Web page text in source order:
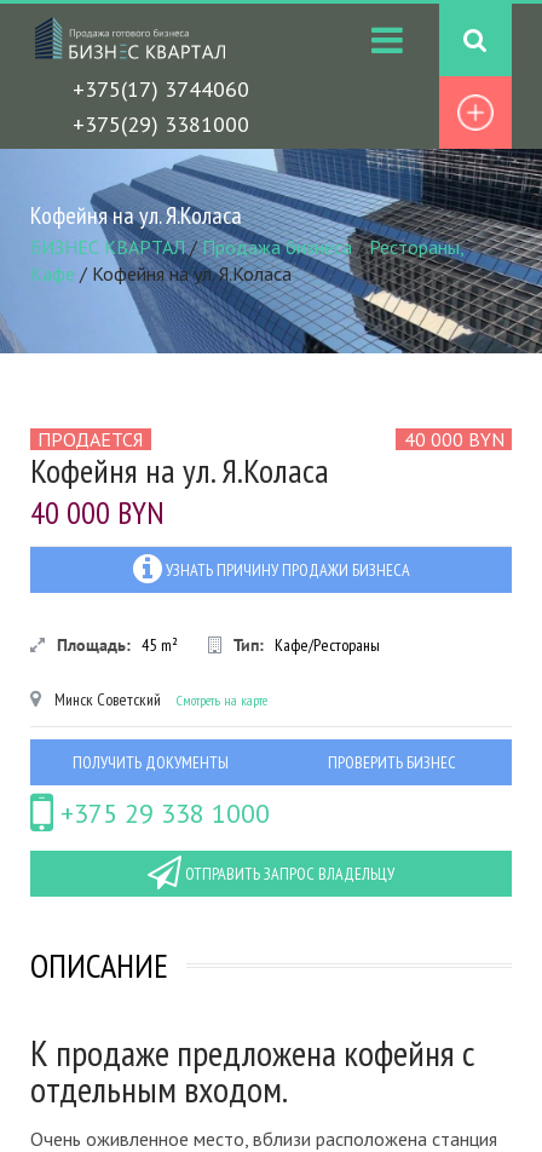
+375(17) 3744060
+375(29) 3381000
Кофейня на ул. Я.Коласа
БИЗНЕС КВАРТАЛ/Продажа бизнеса/Рестораны,
Кафе / Кофейня на ул. Я.Коласа
ПРОДАЕТСЯ 40 000 BYN
Кофейня на ул. Я.Коласа
40 000 BYN
УЗНАТЬ ПРИЧИНУ ПРОДАЖИ БИЗНЕСА
Площадь: 45 m² Тип: Кафе/Рестораны
Минск Советский Смотреть на карте
ПОЛУЧИТЬ ДОКУМЕНТЫ ПРОВЕРИТЬ БИЗНЕС
+375 29 338 1000
ОТПРАВИТЬ ЗАПРОС ВЛАДЕЛЬЦУ
ОПИСАНИЕ
К продаже предложена кофейня с
отдельным входом.
Очень оживленное место, вблизи расположена станция